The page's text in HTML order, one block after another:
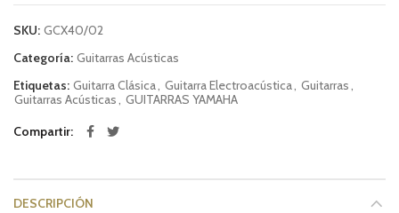
SKU: GCX40/02
Categoría: Guitarras Acústicas
Etiquetas: Guitarra Clásica, Guitarra Electroacústica, Guitarras,
Guitarras Acústicas, GUITARRAS YAMAHA
Compartir
DESCRIPCIÓN